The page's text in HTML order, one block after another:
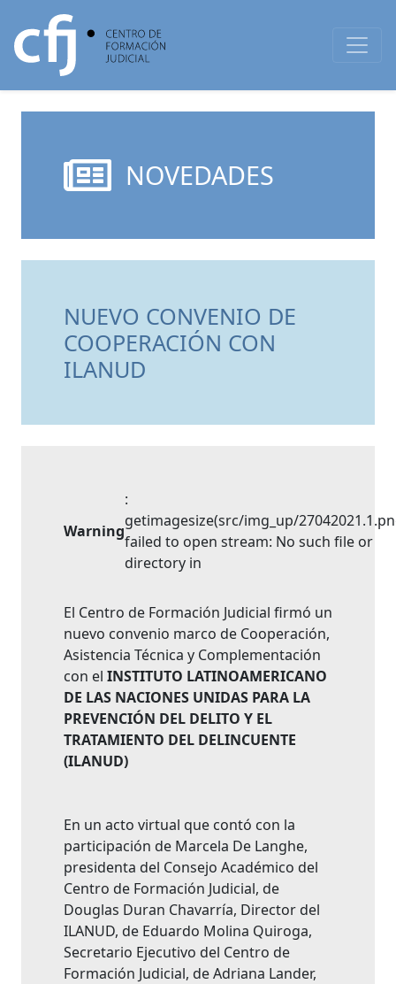
NOVEDADES
NUEVO CONVENIO DE
COOPERACIÓN CON
ILANUD
Warning
:
getimagesize(src/img_up/
failed to open stream: No such file or
directory in
El Centro de Formación Judicial firmó un
nuevo convenio marco de Cooperación,
Asistencia Técnica y Complementación
con el INSTITUTO LATINOAMERICANO
DE LAS NACIONES UNIDAS PARA LA
PREVENCIÓN DEL DELITO Y EL
TRATAMIENTO DEL DELINCUENTE
(ILANUD)
En un acto virtual que contó con la
participación de Marcela De Langhe,
presidenta del Consejo Académico del
Centro de Formación Judicial, de
Douglas Duran Chavarría, Director del
ILANUD, de Eduardo Molina Quiroga,
Secretario Ejecutivo del Centro de
Formación Judicial, de Adriana Lander,